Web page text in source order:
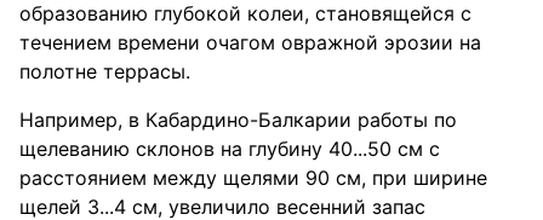
образованию глубокой колеи, становящейся с
течением времени очагом овражной эрозии на
полотне террасы.
Например, в Кабардино-Балкарии работы по
щелеванию склонов на глубину 40...50 см с
расстоянием между щелями 90 см, при ширине
щелей 3...4 см, увеличило весенний запас